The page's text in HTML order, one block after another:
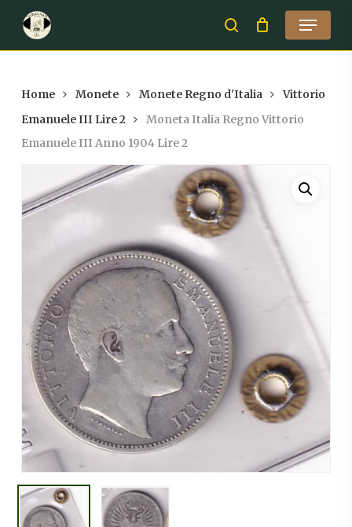
main
search
Menu
Home Monete Monete Regno d'Italia
Vittorio
Emanuele III Lire 2
Moneta Italia Regno Vittorio
Emanuele III Anno 1904 Lire 2
Close